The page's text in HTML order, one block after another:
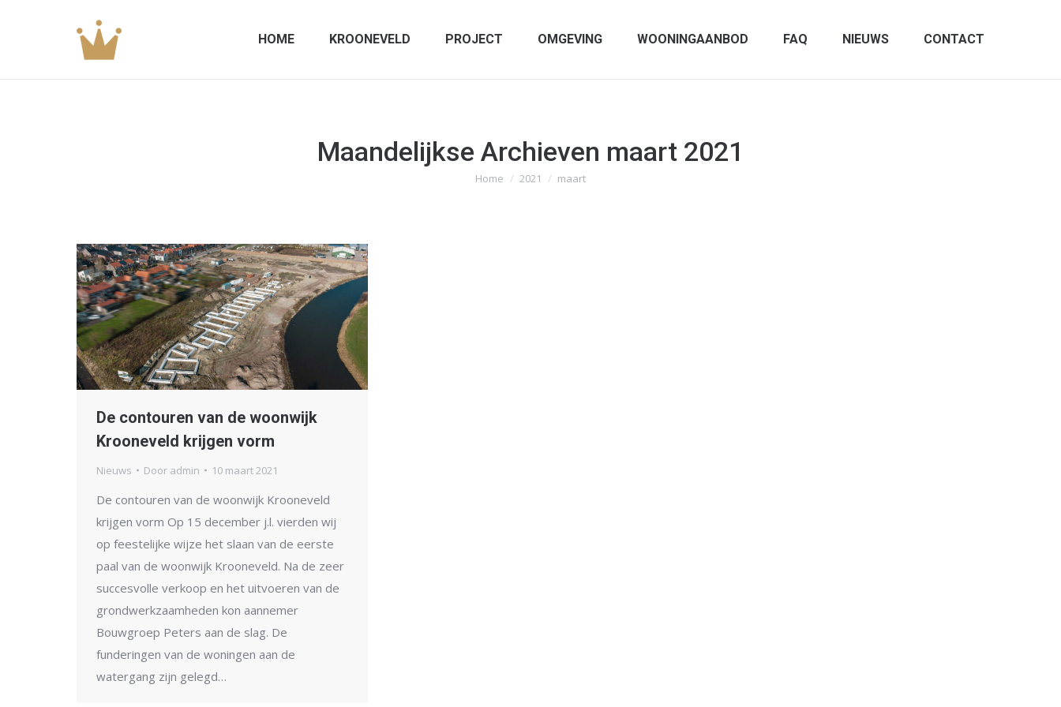
HOME KROONEVELD PROJECT OMGEVING WOONINGAANBOD FAQ NIEUWS CONTACT
Maandelijkse Archieven maart 2021
Je bent hier:
Home 2021 maart
De contouren van de woonwijk
Krooneveld krijgen vorm
Nieuws Door admin 10 maart 2021
De contouren van de woonwijk Krooneveld
krijgen vorm Op 15 december j.l. vierden wij
op feestelijke wijze het slaan van de eerste
paal van de woonwijk Krooneveld. Na de zeer
succesvolle verkoop en het uitvoeren van de
grondwerkzaamheden kon aannemer
Bouwgroep Peters aan de slag. De
funderingen van de woningen aan de
watergang zijn gelegd…